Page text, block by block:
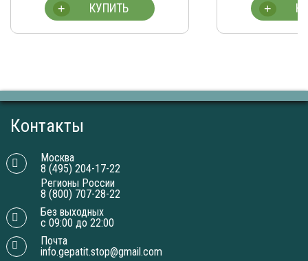
КУПИТЬ КУПИТЬ
Контакты
Москва
8 (495) 204-17-22
Регионы России
8 (800) 707-28-22
Без выходных
с 09:00 до 22:00
Почта
info.gepatit.stop@gmail.com